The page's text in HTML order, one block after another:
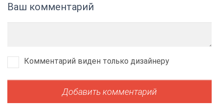
Ваш комментарий
Комментарий виден только дизайнеру